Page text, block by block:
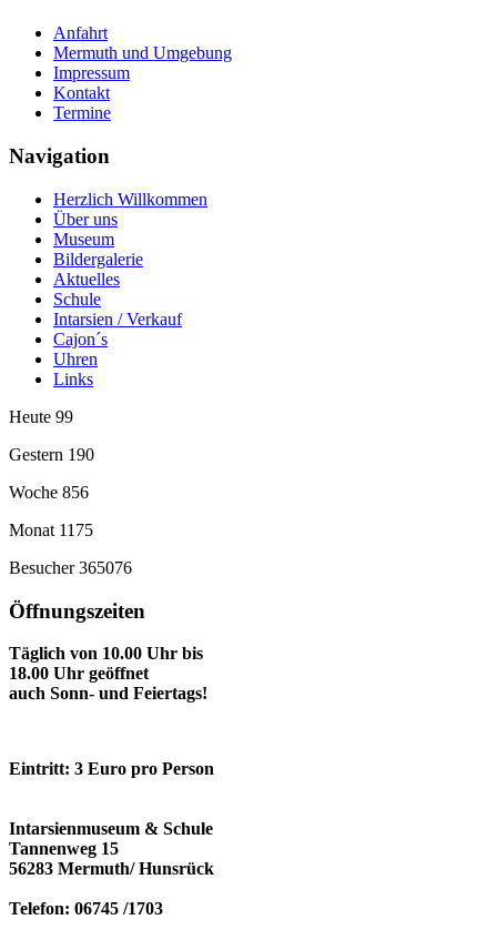
Anfahrt
Mermuth und Umgebung
Impressum
Kontakt
Termine
Navigation
Herzlich Willkommen
Über uns
Museum
Bildergalerie
Aktuelles
Schule
Intarsien / Verkauf
Cajon´s
Uhren
Links
Heute 99
Gestern 190
Woche 856
Monat 1175
Besucher365076
Öffnungszeiten
Täglich von 10.00 Uhr bis
18.00 Uhr geöffnet
auch Sonn- und Feiertags!
Eintritt: 3 Euro pro Person
Intarsienmuseum & Schule
Tannenweg 15
56283 Mermuth/ Hunsrück
Telefon: 06745 /1703